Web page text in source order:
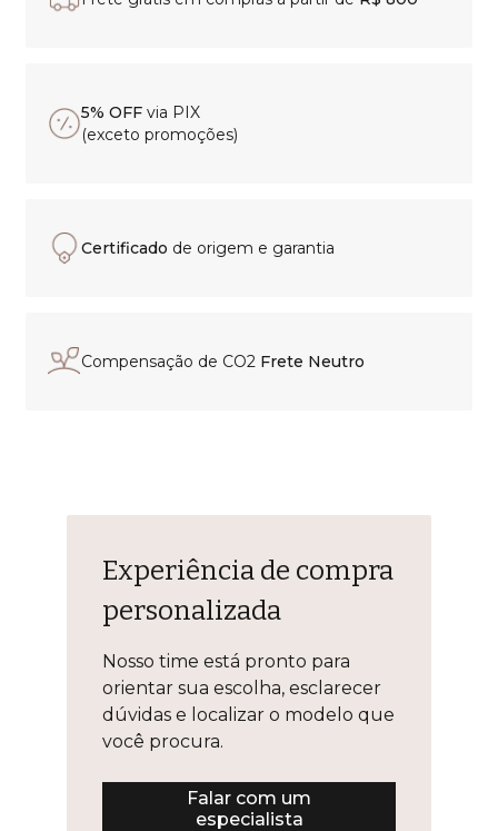
5% OFF via PIX
(exceto promoções)
Certificado de origem e garantia
Compensação de CO2 Frete Neutro
Experiência de compra
personalizada
Nosso time está pronto para
orientar sua escolha, esclarecer
dúvidas e localizar o modelo que
você procura.
Falar com um
especialista